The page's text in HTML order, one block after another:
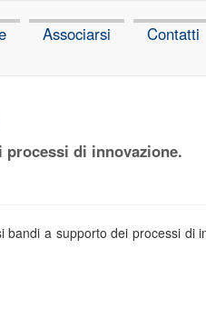
Associarsi Contatti
di innovazione.
a supporto dei processi di